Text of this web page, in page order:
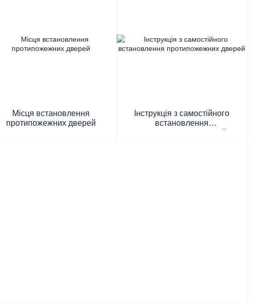
Місця встановлення
протипожежних дверей
Інструкція з самостійного
встановлення